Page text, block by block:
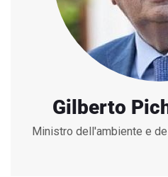
Gilberto
Ministro dell'ambiente e